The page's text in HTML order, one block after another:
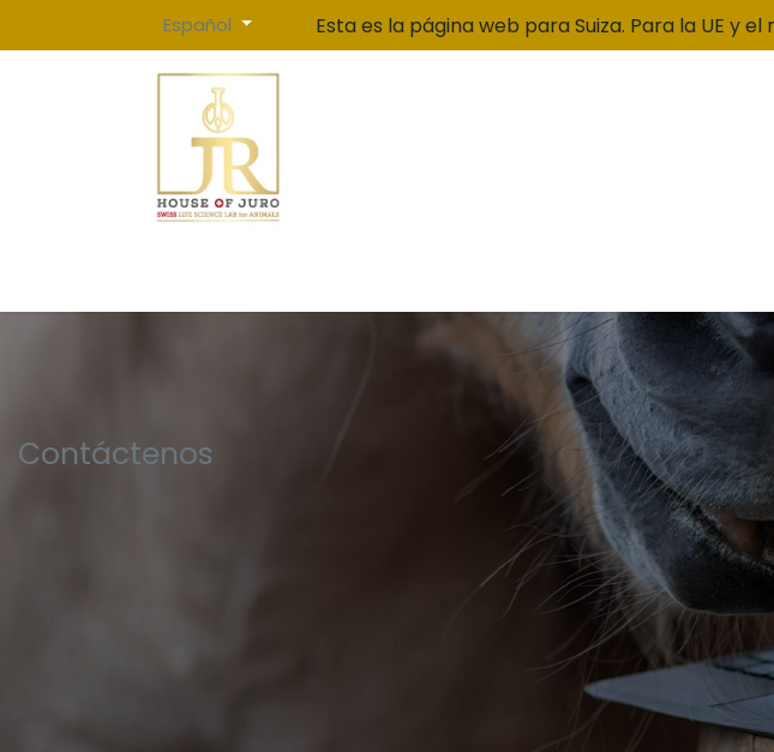
Español Esta es la página web para Suiza. Para la UE y
Contáctenos